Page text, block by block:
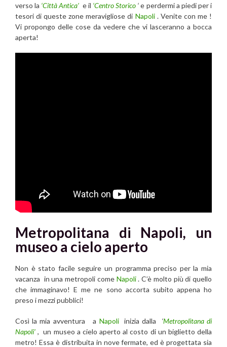
verso la ‘Città Antica’ e il ‘Centro Storico ‘e perdermi a piedi per i
tesori di queste zone meravigliose di Napoli. Venite con me !
Vi propongo delle cose da vedere che vi lasceranno a bocca
aperta!
Metropolitana di Napoli, un
museo a cielo aperto
Non è stato facile seguire un programma preciso per la mia
vacanza in una metropoli come Napoli. C’è molto più di quello
che immaginavo! E me ne sono accorta subito appena ho
preso i mezzi pubblici!
Così la mia avventura a Napoli inizia dalla ‘Metropolitana di
Napoli’ , un museo a cielo aperto al costo di un biglietto della
metro! Essa è distribuita in nove fermate, ed è progettata sia